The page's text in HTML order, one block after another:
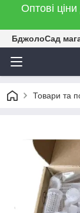
Оптові
БджолоСад
Товари та